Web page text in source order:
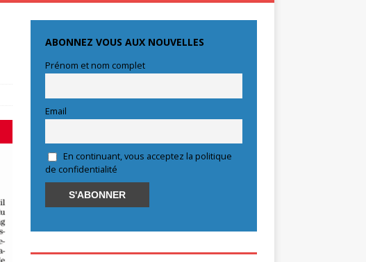
ABONNEZ VOUS AUX NOUVELLES
Prénom et nom complet
Email
En continuant, vous acceptez la politique
de confidentialité